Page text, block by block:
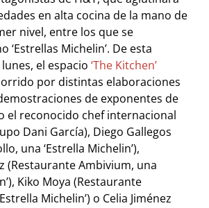
en alta cocina de la mano de
nivel, entre los que se
‘Estrellas Michelin’. De esta
el espacio ‘The Kitchen’
por distintas elaboraciones
de exponentes de
el reconocido chef internacional
Dani García), Diego Gallegos
una ‘Estrella Michelin’),
(Restaurante Ambivium, una
Kiko Moya (Restaurante
Michelin’) o Celia Jiménez